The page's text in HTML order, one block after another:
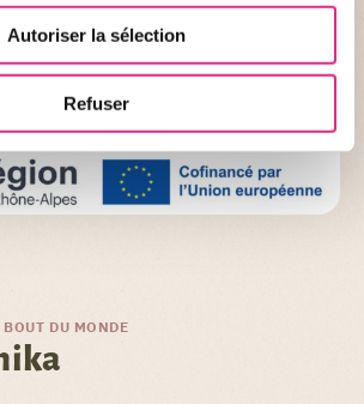
Autoriser la sélection
Refuser
DU MONDE